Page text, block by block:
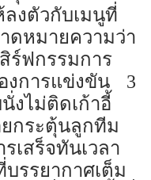
ลงตัวกับเมนูที่
ดหมายความว่า
สิร์ฟกรรมการ
งการแข่งขัน
3
งไม่ติดเก้าอี้
กระตุ้นลูกทีม
เสร็จทันเวลา
บรรยากาศเต็ม